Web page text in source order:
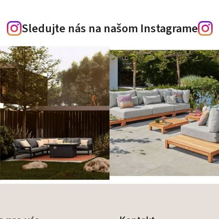
Sledujte nás na našom Instagrame